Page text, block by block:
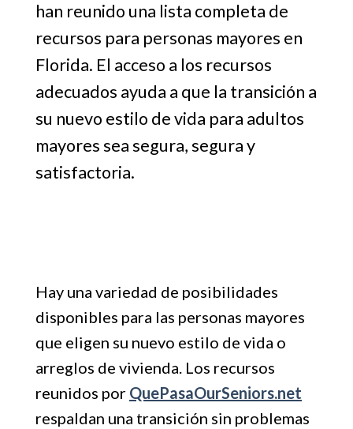
han reunido una lista completa de
recursos para personas mayores en
Florida. El acceso a los recursos
adecuados ayuda a que la transición a
su nuevo estilo de vida para adultos
mayores sea segura, segura y
satisfactoria.
Hay una variedad de posibilidades
disponibles para las personas mayores
que eligen su nuevo estilo de vida o
arreglos de vivienda. Los recursos
reunidos por QuePasaOurSeniors.net
respaldan una transición sin problemas